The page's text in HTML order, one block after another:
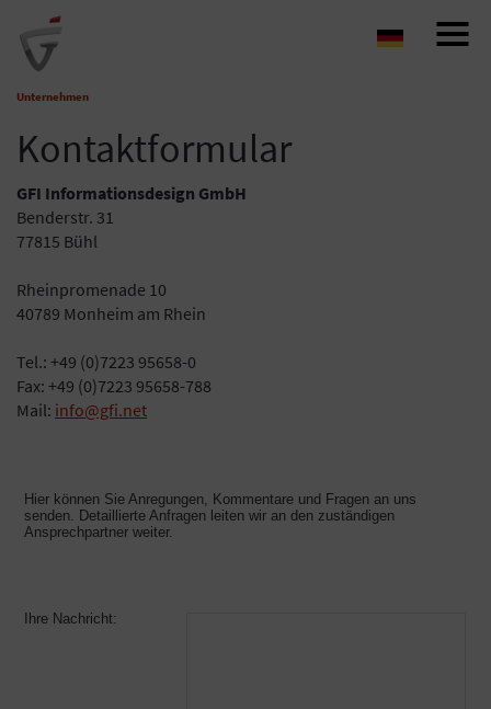
Unternehmen
Kontaktformular
GFI Informationsdesign GmbH
Benderstr. 31
77815 Bühl
Rheinpromenade 10
40789 Monheim am Rhein
Tel.: +49 (0)7223 95658-0
Fax: +49 (0)7223 95658-788
Mail: info@gfi.net
Hier können Sie Anregungen, Kommentare und Fragen an uns
senden. Detaillierte Anfragen leiten wir an den zuständigen
Ansprechpartner weiter.
Ihre Nachricht: